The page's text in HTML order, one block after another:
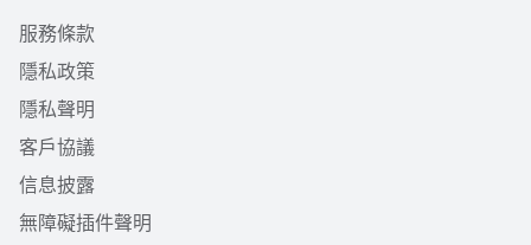
服務條款
隱私政策
隱私聲明
客戶協議
信息披露
無障礙插件聲明